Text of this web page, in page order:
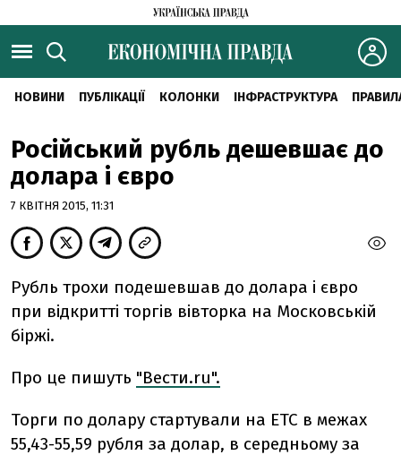
НОВИНИ ПУБЛІКАЦІЇ КОЛОНКИ ІНФРАСТРУКТУРА
Російський рубль дешевшає до
долара і євро
7 КВІТНЯ 2015, 11:31
Рубль трохи подешевшав до долара і євро
при відкритті торгів вівторка на Московській
біржі.
Про це пишуть "Вести.ru".
Торги по долару стартували на ЕТС в межах
55,43-55,59 рубля за долар, в середньому за